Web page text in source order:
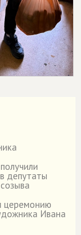
депутаты
церемонию
Ивана